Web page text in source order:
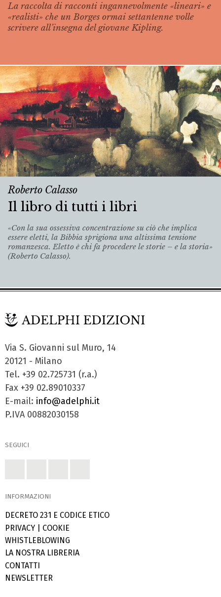
La raccolta di racconti ingannevolmente «lineari» e
«realisti» che un Borges ormai settantenne volle
scrivere all’insegna del giovane Kipling.
Roberto Calasso
Il libro di tutti i libri
«Con la sua ossessiva concentrazione su ciò che implica
essere eletti, la Bibbia sprigiona una altissima tensione
romanzesca. Eletto è chi fa procedere le storie – e la storia»
(Roberto Calasso).
Via S. Giovanni sul Muro, 14
20121 - Milano
Tel. +39 02.725731 (r.a.)
Fax +39 02.89010337
E-mail: info@adelphi.it
P.IVA 00882030158
SEGUICI
INFORMAZIONI
DECRETO 231 E CODICE ETICO
PRIVACY
COOKIE
WHISTLEBLOWING
LA NOSTRA LIBRERIA
CONTATTI
NEWSLETTER